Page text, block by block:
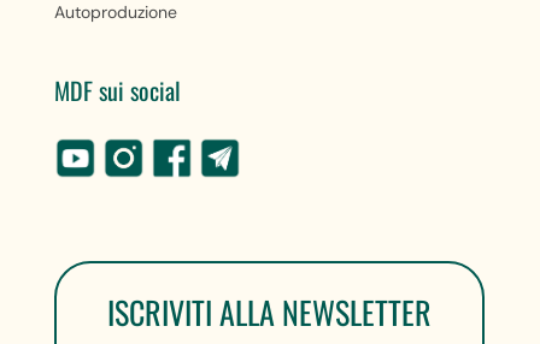
Autoproduzione
MDF sui social
ISCRIVITI ALLA NEWSLETTER